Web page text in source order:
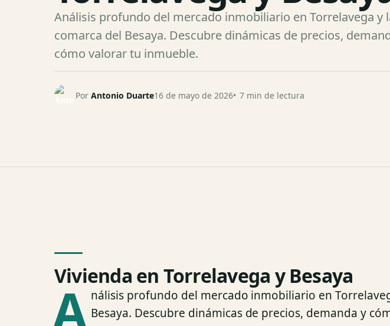
Análisis profundo del mercado inmobiliario en Torrelavega y
comarca del Besaya. Descubre dinámicas de precios,
cómo valorar tu inmueble.
Por Antonio Duarte16 de mayo de 2026 7 min de lectura
Vivienda en Torrelavega y Besaya
A nálisis profundo del mercado inmobiliario en
Besaya. Descubre dinámicas de precios, demanda y